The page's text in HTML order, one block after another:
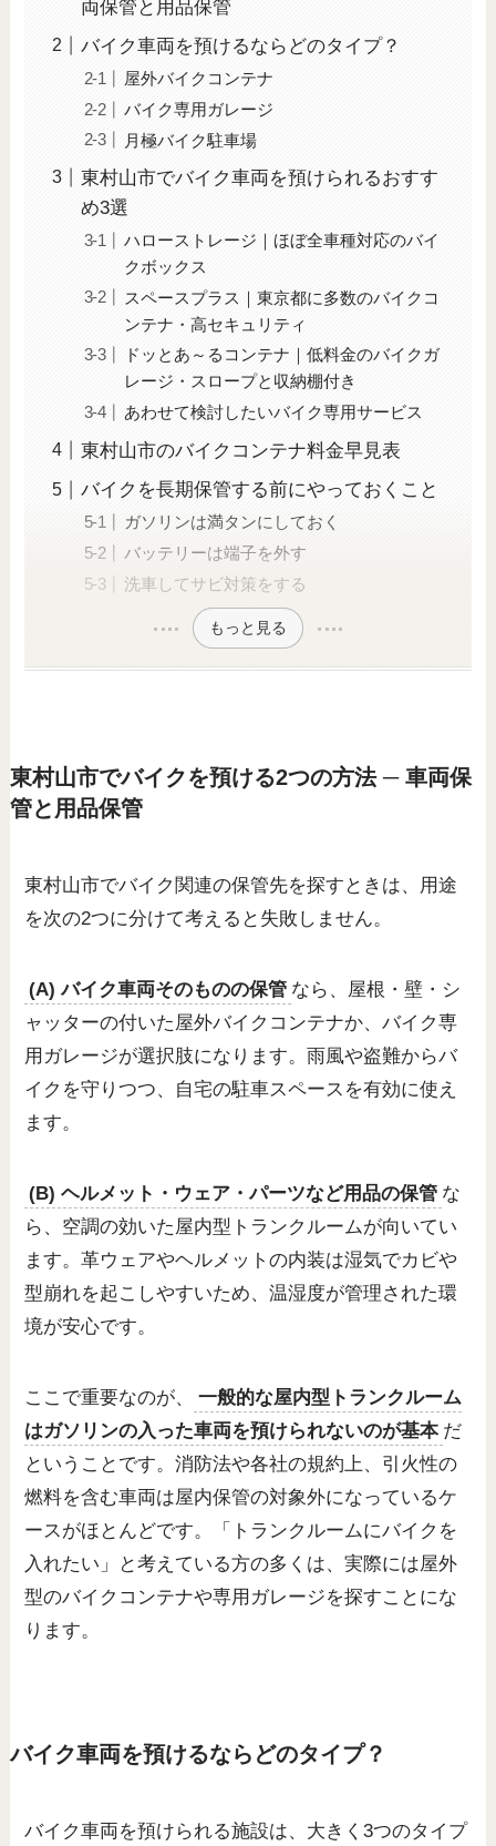
両保管と用品保管
バイク車両を預けるならどのタイプ？
屋外バイクコンテナ
バイク専用ガレージ
月極バイク駐車場
東村山市でバイク車両を預けられるおすす
め3選
ハローストレージ｜ほぼ全車種対応のバイ
クボックス
スペースプラス｜東京都に多数のバイクコ
ンテナ・高セキュリティ
ドッとあ～るコンテナ｜低料金のバイクガ
レージ・スロープと収納棚付き
あわせて検討したいバイク専用サービス
東村山市のバイクコンテナ料金早見表
バイクを長期保管する前にやっておくこと
ガソリンは満タンにしておく
バッテリーは端子を外す
洗車してサビ対策をする
もっと見る
東村山市でバイクを預ける2つの方法 ─ 車両保
管と用品保管
東村山市でバイク関連の保管先を探すときは、用途
を次の2つに分けて考えると失敗しません。
(A) バイク車両そのものの保管 なら、屋根・壁・シ
ャッターの付いた屋外バイクコンテナか、バイク専
用ガレージが選択肢になります。雨風や盗難からバ
イクを守りつつ、自宅の駐車スペースを有効に使え
ます。
(B) ヘルメット・ウェア・パーツなど用品の保管 な
ら、空調の効いた屋内型トランクルームが向いてい
ます。革ウェアやヘルメットの内装は湿気でカビや
型崩れを起こしやすいため、温湿度が管理された環
境が安心です。
ここで重要なのが、
一般的な屋内型トランクルーム
はガソリンの入った車両を預けられないのが基本 だ
ということです。消防法や各社の規約上、引火性の
燃料を含む車両は屋内保管の対象外になっているケ
ースがほとんどです。「トランクルームにバイクを
入れたい」と考えている方の多くは、実際には屋外
型のバイクコンテナや専用ガレージを探すことにな
ります。
バイク車両を預けるならどのタイプ？
バイク車両を預けられる施設は、大きく3つのタイプ